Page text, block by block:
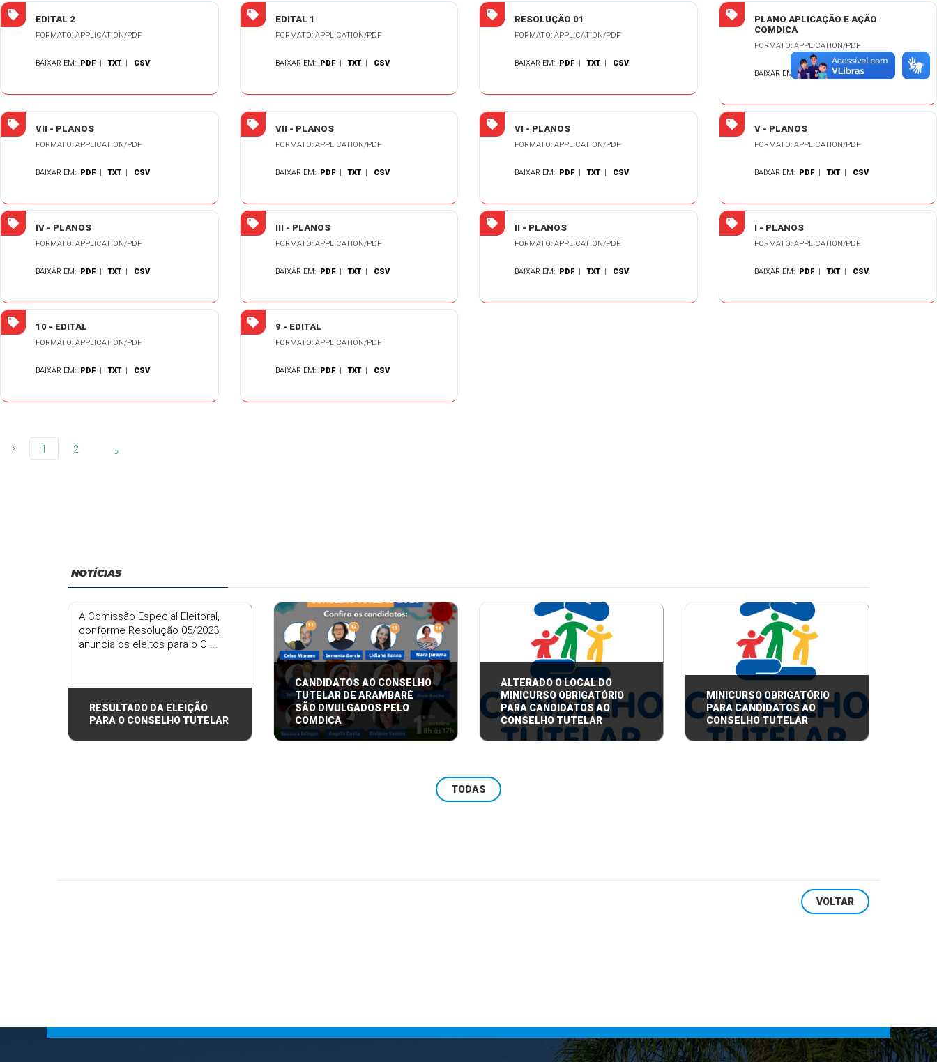
EDITAL 2
FORMATO: APPLICATION/PDF
BAIXAR EM: PDF |TXT | CSV
EDITAL 1
FORMATO: APPLICATION/PDF
BAIXAR EM: PDF |TXT | CSV
RESOLUÇÃO 01
FORMATO: APPLICATION/PDF
BAIXAR EM: PDF |TXT | CSV
PLANO APLICAÇÃO E AÇÃO
COMDICA
FORMATO: APPLICATION/PDF
BAIXAR EM:PDF |TXT |CSV
VII - PLANOS
FORMATO: APPLICATION/PDF
BAIXAR EM: PDF |TXT | CSV
VII - PLANOS
FORMATO: APPLICATION/PDF
BAIXAR EM: PDF |TXT | CSV
VI - PLANOS
FORMATO: APPLICATION/PDF
BAIXAR EM: PDF |TXT | CSV
V - PLANOS
FORMATO: APPLICATION/PDF
BAIXAR EM: PDF |TXT | CSV
IV - PLANOS
FORMATO: APPLICATION/PDF
BAIXAR EM: PDF |TXT | CSV
III - PLANOS
FORMATO: APPLICATION/PDF
BAIXAR EM: PDF |TXT | CSV
II - PLANOS
FORMATO: APPLICATION/PDF
BAIXAR EM: PDF |TXT | CSV
I - PLANOS
FORMATO: APPLICATION/PDF
BAIXAR EM: PDF |TXT | CSV
10 - EDITAL
FORMATO: APPLICATION/PDF
BAIXAR EM: PDF |TXT | CSV
9 - EDITAL
FORMATO: APPLICATION/PDF
BAIXAR EM: PDF |TXT | CSV
« 1 2 »
NOTÍCIAS
RESULTADO DA ELEIÇÃO
PARA O CONSELHO TUTELAR
A Comissão Especial Eleitoral,
conforme Resolução 05/2023,
anuncia os eleitos para o C ...
CANDIDATOS AO CONSELHO
TUTELAR DE ARAMBARÉ
SÃO DIVULGADOS PELO
COMDICA
Crianças e Adolescentes em Ar ...
ALTERADO O LOCAL DO
MINICURSO OBRIGATÓRIO
PARA CANDIDATOS AO
CONSELHO TUTELAR
Conselho Tutelar de Ara ...
MINICURSO OBRIGATÓRIO
PARA CANDIDATOS AO
CONSELHO TUTELAR
TODAS
VOLTAR